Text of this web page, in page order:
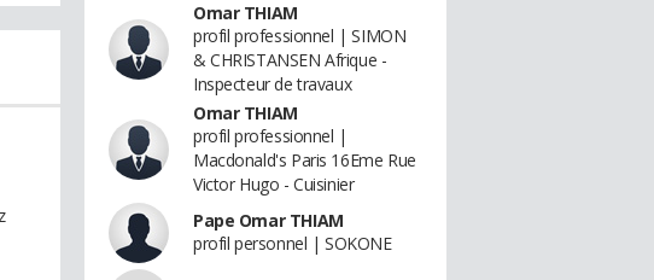
Omar THIAM
profil professionnel | SIMON
& CHRISTANSEN Afrique -
Inspecteur de travaux
Omar THIAM
profil professionnel |
Macdonald's Paris 16Eme Rue
Victor Hugo - Cuisinier
Pape Omar THIAM
profil personnel | SOKONE